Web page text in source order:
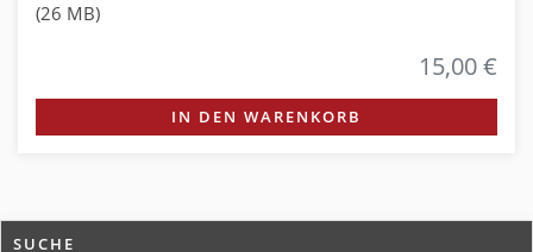
(26 MB)
15,00 €
IN DEN WARENKORB
SUCHE